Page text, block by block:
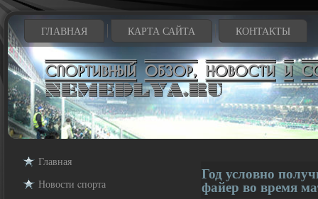
ГЛАВНАЯ КАРТА САЙТА КОНТАКТЫ
Главная
Новости cпорта
Год условно
файер во время